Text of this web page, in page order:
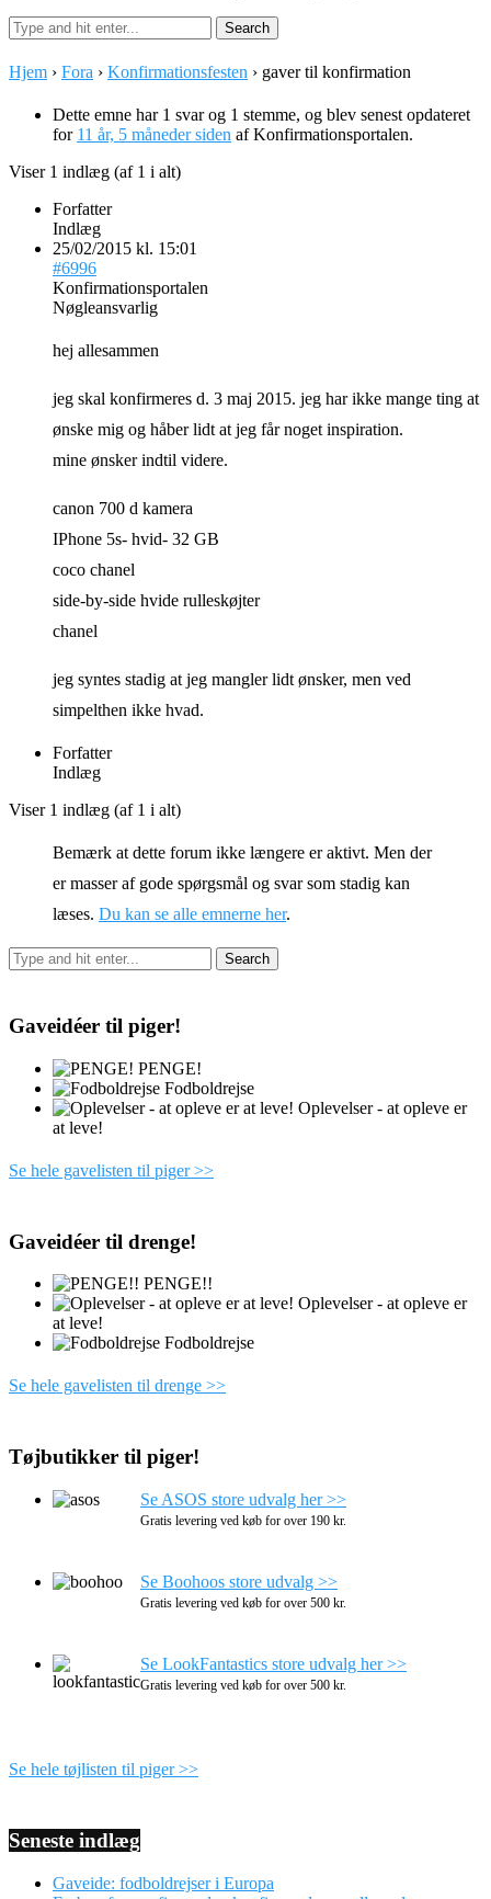
Hjem › Fora › Konfirmationsfesten › gaver til konfirmation
Dette emne har 1 svar og 1 stemme, og blev senest opdateret
for 11 år, 5 måneder siden afKonfirmationsportalen.
Viser 1 indlæg (af 1 i alt)
Forfatter
Indlæg
25/02/2015 kl. 15:01
#6996
Konfirmationsportalen
Nøgleansvarlig
hej allesammen
jeg skal konfirmeres d. 3 maj 2015. jeg har ikke mange ting at
ønske mig og håber lidt at jeg får noget inspiration.
mine ønsker indtil videre.
canon 700 d kamera
IPhone 5s- hvid- 32 GB
coco chanel
side-by-side hvide rulleskøjter
chanel
jeg syntes stadig at jeg mangler lidt ønsker, men ved
simpelthen ikke hvad.
Forfatter
Indlæg
Viser 1 indlæg (af 1 i alt)
Bemærk at dette forum ikke længere er aktivt. Men der
er masser af gode spørgsmål og svar som stadig kan
læses. Du kan se alle emnerne her.
Gaveidéer til piger!
PENGE!
Fodboldrejse
Oplevelser - at opleve er
at leve!
Se hele gavelisten til piger >>
Gaveidéer til drenge!
PENGE!!
Oplevelser - at opleve er
at leve!
Fodboldrejse
Se hele gavelisten til drenge >>
Tøjbutikker til piger!
Se ASOS store udvalg her >>
Gratis levering ved køb for over 190 kr.
Se Boohoos store udvalg >>
Gratis levering ved køb for over 500 kr.
Se LookFantastics store udvalg her >>
Gratis levering ved køb for over 500 kr.
Se hele tøjlisten til piger >>
Seneste indlæg
Gaveide: fodboldrejser i Europa